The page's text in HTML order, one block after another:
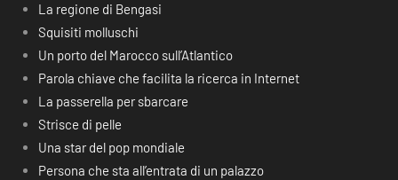
La regione di Bengasi
Squisiti molluschi
Un porto del Marocco sull’Atlantico
Parola chiave che facilita la ricerca in Internet
La passerella per sbarcare
Strisce di pelle
Una star del pop mondiale
Persona che sta all’entrata di un palazzo